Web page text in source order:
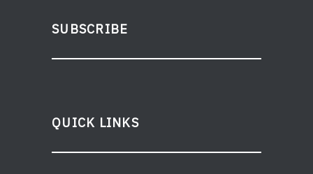
SUBSCRIBE
QUICK LINKS